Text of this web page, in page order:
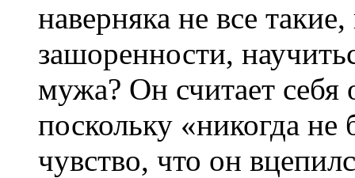
наверняка не все
зашоренности,
мужа? Он считает
поскольку «никогда
чувство, что он